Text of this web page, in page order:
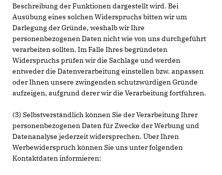
Beschreibung der Funktionen dargestellt wird. Bei
Ausübung eines solchen Widerspruchs bitten wir um
Darlegung der Gründe, weshalb wir Ihre
personenbezogenen Daten nicht wie von uns durchgeführt
verarbeiten sollten. Im Falle Ihres begründeten
Widerspruchs prüfen wir die Sachlage und werden
entweder die Datenverarbeitung einstellen bzw. anpassen
oder Ihnen unsere zwingenden schutzwürdigen Gründe
aufzeigen, aufgrund derer wir die Verarbeitung fortführen.
(3) Selbstverständlich können Sie der Verarbeitung Ihrer
personenbezogenen Daten für Zwecke der Werbung und
Datenanalyse jederzeit widersprechen. Über Ihren
Werbewiderspruch können Sie uns unter folgenden
Kontaktdaten informieren: